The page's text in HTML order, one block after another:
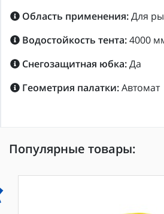
Область применения:Для
Водостойкость тента:4000
Снегозащитная юбка:Да
Геометрия палатки:Автомат
Популярные товары: